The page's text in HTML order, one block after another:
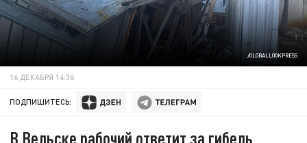
/GLOBALLOOKPRESS
16 ДЕКАБРЯ 14:36
ПОДПИШИТЕСЬ:
В Вельске рабочий ответит за гибель